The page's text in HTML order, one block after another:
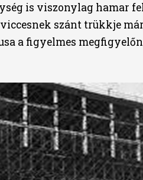
is viszonylag hamar
szánt trükkje
a figyelmes